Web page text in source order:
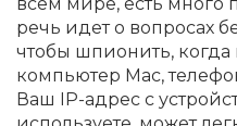
речь идет о вопросах
чтобы шпионить, когда
компьютер Mac,
Ваш IP-адрес с